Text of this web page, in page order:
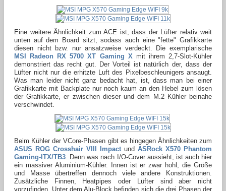
Eine weitere Ähnlichkeit zum ACE ist, dass der Lüfter relativ weit
unten auf dem Board sitzt, sodass auch eine "fette" Grafikkarte
diesen nicht bzw. nur ansatzweise verdeckt. Die exemplarische
MSI Radeon RX 5700 XT Gaming X mit ihrem 2,7-Slot-Kühler
demonstriert das recht gut. Der Vorteil ist natürlich der, dass der
Lüfter nicht nur die erhitzte Luft des Pixelbeschleunigers ansaugt.
Was man leider nicht ganz bedacht hat, ist, dass man bei einer
Grafikkarte mit Backplate nur noch kaum an den Hebel zum lösen
der Grafikkarte, er zwischen dieser und dem M.2 Kühler beinahe
verschwindet.
Beim Kühler der VCore-Phasen gibt es hingegen Ähnlichkeiten zum
ASUS ROG Crosshair VIII Impact und ASRock X570 Phantom
Gaming-ITX/TB3 . Denn was nach I/O-Cover aussieht, ist auch hier
ein massiver Aluminium-Kühler. Innen ist er zwar hohl, die Größe
und Masse übertreffen dennoch viele andere Konstruktionen.
Zusätzliche Finnen, Heatpipes oder Lüfter sind aber nicht
vorzufinden. Unter dem Alu-Block befinden sich die drei Phasen der